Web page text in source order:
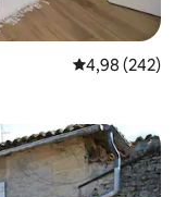
Середня
4,98 (242)